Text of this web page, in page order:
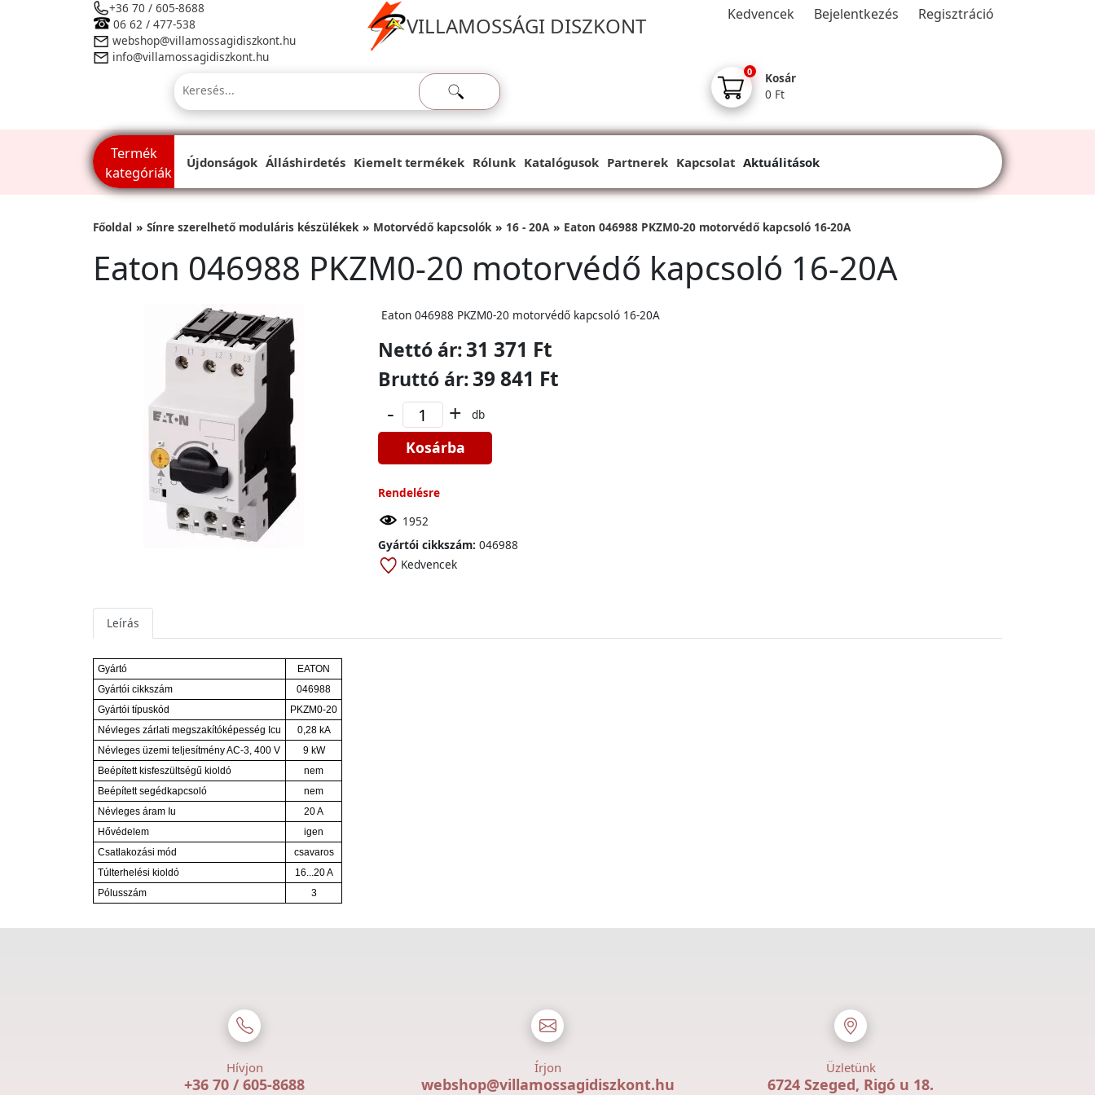
+36 70 / 605-8688
06 62 / 477-538
webshop@villamossagidiszkont.hu
info@villamossagidiszkont.hu
VILLAMOSSÁGI DISZKONT Kedvencek Bejelentkezés Regisztráció
0
Kosár
0 Ft
Termék
kategóriák
Újdonságok Álláshirdetés Kiemelt termékek Rólunk Katalógusok Partnerek Kapcsolat Aktuálitások
Főoldal Sínre szerelhető moduláris készülékek Motorvédő kapcsolók 16 - 20A Eaton 046988 PKZM0-20 motorvédő kapcsoló 16-20A
Eaton 046988 PKZM0-20 motorvédő kapcsoló 16-20A
Eaton 046988 PKZM0-20 motorvédő kapcsoló 16-20A
Nettó ár:31 371 Ft
Bruttó ár:39 841 Ft
- + db
Kosárba
Rendelésre
1952
Gyártói cikkszám: 046988
Kedvencek
Leírás
Gyártó
EATON
Gyártói cikkszám
046988
Gyártói típuskód
PKZM0-20
Névleges zárlati megszakítóképesség Icu
0,28 kA
Névleges üzemi teljesítmény AC-3, 400 V
9 kW
Beépített kisfeszültségű kioldó
nem
Beépített segédkapcsoló
nem
Névleges áram Iu
20 A
Hővédelem
igen
Csatlakozási mód
csavaros
Túlterhelési kioldó
16...20 A
Pólusszám
3
Hívjon
+36 70 / 605-8688
Írjon
webshop@villamossagidiszkont.hu
Üzletünk
6724 Szeged, Rigó u 18.